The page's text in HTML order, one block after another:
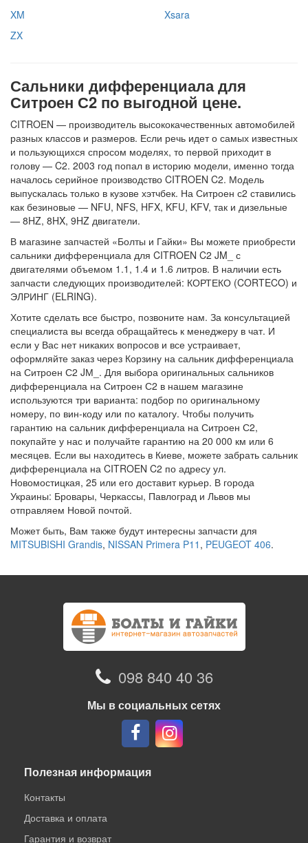
XM
Xsara
ZX
Сальники дифференциала для
Ситроен С2 по выгодной цене.
CITROEN — производитель высококачественных автомобилей
разных классов и размеров. Если речь идет о самых известных
и пользующихся спросом моделях, то первой приходит в
голову — C2. 2003 год попал в историю модели, именно тогда
началось серийное производство CITROEN C2. Модель
выпускалась только в кузове хэтчбек. На Ситроен с2 ставились
как безиновые — NFU, NFS, HFX, KFU, KFV, так и дизельные
— 8HZ, 8HX, 9HZ двигатели.
В магазине запчастей «Болты и Гайки» Вы можете приобрести
сальники дифференциала для CITROEN C2 JM_ с
двигателями объемом 1.1, 1.4 и 1.6 литров. В наличии есть
запчасти следующих производителей: КОРТЕКО (CORTECO) и
ЭЛРИНГ (ELRING).
Хотите сделать все быстро, позвоните нам. За консультацией
специалиста вы всегда обращайтесь к менеджеру в чат. И
если у Вас нет никаких вопросов и все устраивает,
оформляйте заказ через Корзину на сальник дифференциала
на Ситроен С2 JМ_. Для выбора оригинальных сальников
дифференциала на Ситроен С2 в нашем магазине
используются три варианта: подбор по оригинальному
номеру, по вин-коду или по каталогу. Чтобы получить
гарантию на сальник дифференциала на Ситроен С2,
покупайте у нас и получайте гарантию на 20 000 км или 6
месяцев. Если вы находитесь в Киеве, можете забрать сальник
дифференциала на CITROEN C2 по адресу ул.
Новомостицкая, 25 или его доставит курьер. В города
Украины: Бровары, Черкассы, Павлоград и Львов мы
отправляем Новой почтой.
Может быть, Вам также будут интересны запчасти для
MITSUBISHI Grandis, NISSAN Primera P11 , PEUGEOT 406.
098 840 40 36
Мы в социальных сетях
Полезная информация
Контакты
Доставка и оплата
Гарантия и возврат